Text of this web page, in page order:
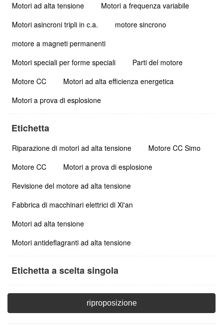
Motori ad alta tensione
Motori a frequenza variabile
Motori asincroni tripli in c.a.
motore sincrono
motore a magneti permanenti
Motori speciali per forme speciali
Parti del motore
Motore CC
Motori ad alta efficienza energetica
Motori a prova di esplosione
Etichetta
Riparazione di motori ad alta tensione
Motore CC Simo
Motore CC
Motori a prova di esplosione
Revisione del motore ad alta tensione
Fabbrica di macchinari elettrici di Xi'an
Motori ad alta tensione
Motori antideflagranti ad alta tensione
Etichetta a scelta singola
riproposizione